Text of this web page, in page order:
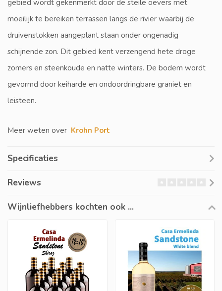
gebied wordt gekenmerkt door de steile oevers met
moeilijk te bereiken terrassen langs de rivier waarbij de
druivenstokken aangeplant staan onder ongenadig
schijnende zon. Dit gebied kent verzengend hete droge
zomers en steenkoude en natte winters. De bodem wordt
gevormd door keiharde en ondoordringbare graniet en
leisteen.
Meer weten over Krohn Port
Specificaties
Reviews
Wijnliefhebbers kochten ook ...